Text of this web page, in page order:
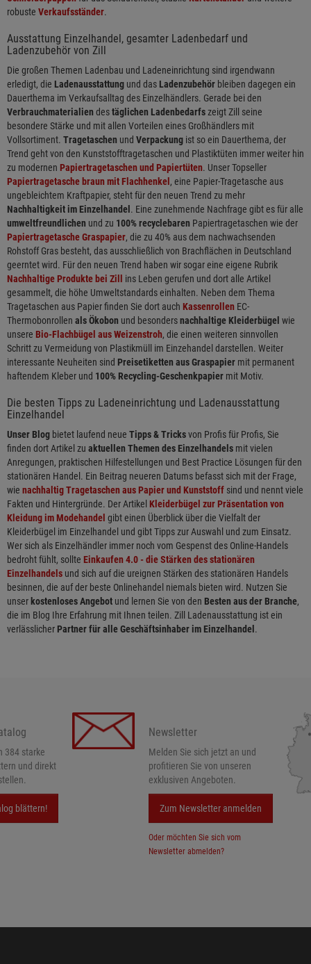
robuste Verkaufsständer.
Ausstattung Einzelhandel, gesamter Ladenbedarf und
Ladenzubehör von Zill
Die großen Themen Ladenbau und Ladeneinrichtung sind irgendwann
erledigt, die Ladenausstattung und das Ladenzubehör bleiben dagegen ein
Dauerthema im Verkaufsalltag des Einzelhändlers. Gerade bei den
Verbrauchmaterialien destäglichen Ladenbedarfszeigt Zill seine
besondere Stärke und mit allen Vorteilen eines Großhändlers mit
Vollsortiment. Tragetaschen und Verpackung ist so ein Dauerthema, der
Trend geht von den Kunststofftragetaschen und Plastiktüten immer weiter hin
zu modernen Papiertragetaschen und Papiertüten. Unser Topseller
Papiertragetasche braun mit Flachhenkel , eine Papier-Tragetasche aus
ungebleichtem Kraftpapier, steht für den neuen Trend zu mehr
Nachhaltigkeit im Einzelhandel . Eine zunehmende Nachfrage gibt es für alle
umweltfreundlichen und zu 100% recyclebaren Papiertragetaschen wie der
Papiertragetasche Graspapier, die zu 40% aus dem nachwachsenden
Rohstoff Gras besteht, das ausschließlich von Brachflächen in Deutschland
geerntet wird. Für den neuen Trend haben wir sogar eine eigene Rubrik
Nachhaltige Produkte bei Zill
ins Leben gerufen und dort alle Artikel
gesammelt, die höhe Umweltstandards einhalten. Neben dem Thema
Tragetaschen aus Papier finden Sie dort auch Kassenrollen EC-
Thermobonrollen als Ökobon und besondersnachhaltige Kleiderbügel wie
unsere Bio-Flachbügel aus Weizenstroh, die einen weiteren sinnvollen
Schritt zu Vermeidung von Plastikmüll im Einzehandel darstellen. Weiter
interessante Neuheiten sind Preisetiketten aus Graspapier mit permanent
haftendem Kleber und 100% Recycling-Geschenkpapier mit Motiv.
Die besten Tipps zu Ladeneinrichtung und Ladenausstattung
Einzelhandel
Unser Blog bietet laufend neue Tipps & Tricksvon Profis für Profis, Sie
finden dort Artikel zu aktuellen Themen des Einzelhandels mit vielen
Anregungen, praktischen Hilfestellungen und Best Practice Lösungen für den
stationären Handel. Ein Beitrag neueren Datums befasst sich mit der Frage,
wie nachhaltig Tragetaschen aus Papier und Kunststoff sind und nennt viele
Fakten und Hintergründe. Der Artikel Kleiderbügel zur Präsentation von
Kleidung im Modehandel gibt einen Überblick über die Vielfalt der
Kleiderbügel im Einzelhandel und gibt Tipps zur Auswahl und zum Einsatz.
Wer sich als Einzelhändler immer noch vom Gespenst des Online-Handels
bedroht fühlt, sollte Einkaufen 4.0 - die Stärken des stationären
Einzelhandels und sich auf die ureignen Stärken des stationären Handels
besinnen, die auf der beste Onlinehandel niemals bieten wird. Nutzen Sie
unser kostenloses Angebot und lernen Sie von den Besten aus der Branche,
die im Blog Ihre Erfahrung mit Ihnen teilen. Zill Ladenausstattung ist ein
verlässlicher Partner für alle Geschäftsinhaber im Einzelhandel .
384 starke
und direkt
blättern!
Newsletter
Melden Sie sich jetzt an und
profitieren Sie von unseren
exklusiven Angeboten.
Zum Newsletter anmelden
Oder möchten Sie sich vom
Newsletter abmelden?